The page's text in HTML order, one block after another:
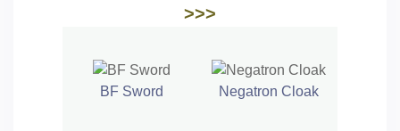
>>>
BF Sword Negatron Cloak